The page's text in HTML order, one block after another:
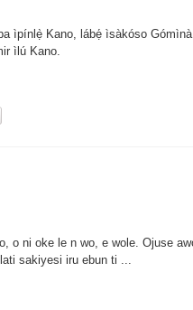
ìpínlẹ̀ Kano, lábẹ́ ìsàkóso
ìlú Kano.
o ni oke le n wo, e wole. Ojuse
sakiyesi iru ebun ti ...